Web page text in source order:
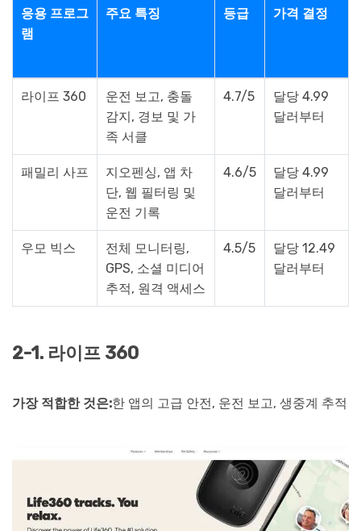
응용 프로그
램
주요 특징 등급 가격 결정
라이프 360
운전 보고, 충돌
감지, 경보 및 가
족 서클
4.7/5
달당 4.99
달러부터
패밀리 사프
지오펜싱, 앱 차
단, 웹 필터링 및
운전 기록
4.6/5
달당 4.99
달러부터
우모 빅스
전체 모니터링,
GPS, 소셜 미디어
추적, 원격 액세스
4.5/5
달당 12.49
달러부터
2-1. 라이프 360
가장 적합한 것은:한 앱의 고급 안전, 운전 보고, 생중계 추적